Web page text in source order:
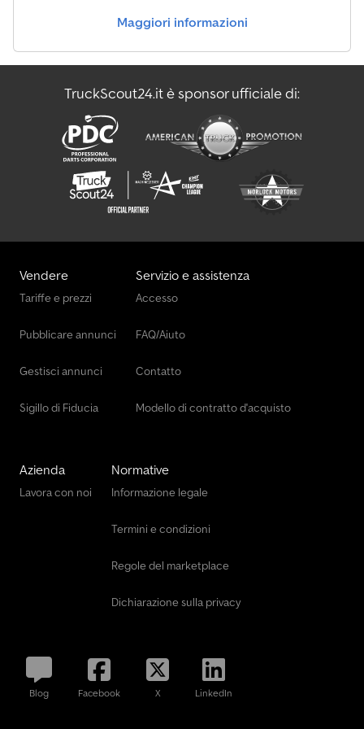
Misura pneumatici: 315/80 R22.5; Sterzante; Battistrada sinistra:
R22.5; Sterzante; Battistrada sinistra: 90%; Battistrada destra: 50%
sinistra esterna: 50%; Battistrada destra esterna: 50% Asse 4:
Misura pneumatici: 295/80 R22.5; Gemellato; Battistrada sinistra
esterna: 40%; Battistrada destra esterna: 50% Pesi Massa
complessiva a pieno carico: 34.000 kg Massa rimorchiabile max:
37.500 kg Funzionalità Gru: Palfinger Epsilon E120L, dietro la
cabina Layout Numero di posti letto: 1 Identificazione Targa:
LK57DBX = Informazioni aziendali = Per ulteriori informazioni su
questo veicolo, chiamare: oppure scrivere a: . La panoramica
Maggiori informazioni
TruckScout24.it è sponsor ufficiale di:
Vendere
Tariffe e prezzi
Pubblicare annunci
Gestisci annunci
Sigillo di Fiducia
Servizio e assistenza
Accesso
FAQ/Aiuto
Contatto
Modello di contratto d'acquisto
Azienda
Lavora con noi
Normative
Informazione legale
Termini e condizioni
Regole del marketplace
Dichiarazione sulla privacy
Blog Facebook X LinkedIn